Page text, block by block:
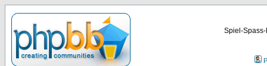
Spiel-